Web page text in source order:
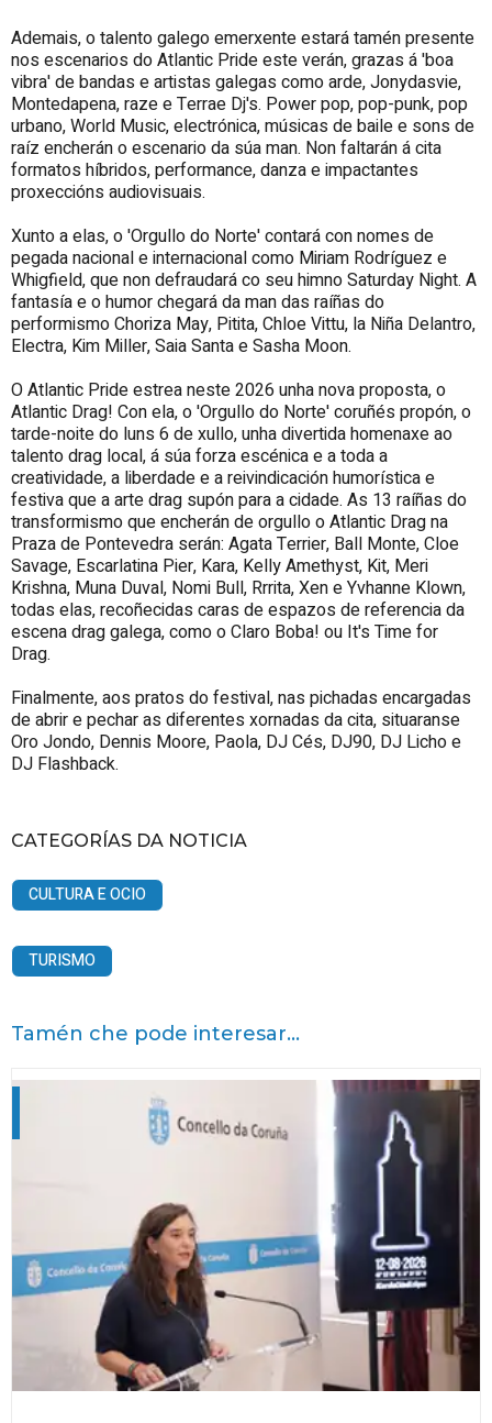
Ademais, o talento galego emerxente estará tamén presente
nos escenarios do Atlantic Pride este verán, grazas á 'boa
vibra' de bandas e artistas galegas como arde, Jonydasvie,
Montedapena, raze e Terrae Dj's. Power pop, pop-punk, pop
urbano, World Music, electrónica, músicas de baile e sons de
raíz encherán o escenario da súa man. Non faltarán á cita
formatos híbridos, performance, danza e impactantes
proxeccións audiovisuais.
Xunto a elas, o 'Orgullo do Norte' contará con nomes de
pegada nacional e internacional como Miriam Rodríguez e
Whigfield, que non defraudará co seu himno Saturday Night. A
fantasía e o humor chegará da man das raíñas do
performismo Choriza May, Pitita, Chloe Vittu, la Niña Delantro,
Electra, Kim Miller, Saia Santa e Sasha Moon.
O Atlantic Pride estrea neste 2026 unha nova proposta, o
Atlantic Drag! Con ela, o 'Orgullo do Norte' coruñés propón, o
tarde-noite do luns 6 de xullo, unha divertida homenaxe ao
talento drag local, á súa forza escénica e a toda a
creatividade, a liberdade e a reivindicación humorística e
festiva que a arte drag supón para a cidade. As 13 raíñas do
transformismo que encherán de orgullo o Atlantic Drag na
Praza de Pontevedra serán: Agata Terrier, Ball Monte, Cloe
Savage, Escarlatina Pier, Kara, Kelly Amethyst, Kit, Meri
Krishna, Muna Duval, Nomi Bull, Rrrita, Xen e Yvhanne Klown,
todas elas, recoñecidas caras de espazos de referencia da
escena drag galega, como o Claro Boba! ou It's Time for
Drag.
Finalmente, aos pratos do festival, nas pichadas encargadas
de abrir e pechar as diferentes xornadas da cita, situaranse
Oro Jondo, Dennis Moore, Paola, DJ Cés, DJ90, DJ Licho e
DJ Flashback.
CATEGORÍAS DA NOTICIA
CULTURA E OCIO
TURISMO
Tamén che pode interesar...